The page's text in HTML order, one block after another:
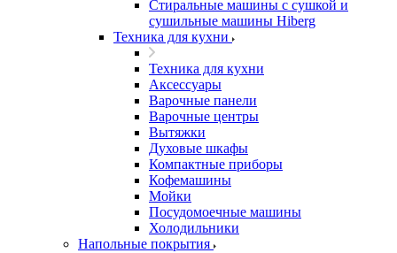
Стиральные машины с сушкой и
сушильные машины Hiberg
Техника для кухни
Техника для кухни
Аксессуары
Варочные панели
Варочные центры
Вытяжки
Духовые шкафы
Компактные приборы
Кофемашины
Мойки
Посудомоечные машины
Холодильники
Напольные покрытия